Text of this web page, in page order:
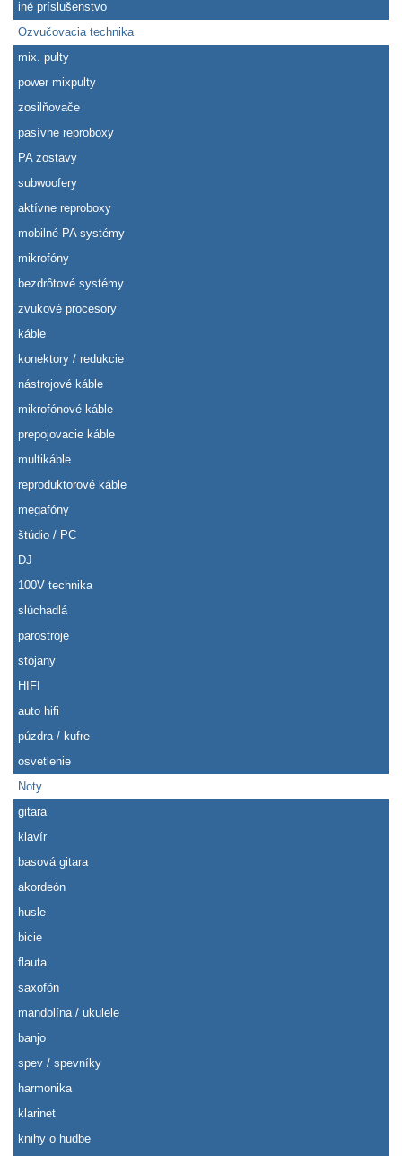
iné príslušenstvo
Ozvučovacia technika
mix. pulty
power mixpulty
zosilňovače
pasívne reproboxy
PA zostavy
subwoofery
aktívne reproboxy
mobilné PA systémy
mikrofóny
bezdrôtové systémy
zvukové procesory
káble
konektory / redukcie
nástrojové káble
mikrofónové káble
prepojovacie káble
multikáble
reproduktorové káble
megafóny
štúdio / PC
DJ
100V technika
slúchadlá
parostroje
stojany
HIFI
auto hifi
púzdra / kufre
osvetlenie
Noty
gitara
klavír
basová gitara
akordeón
husle
bicie
flauta
saxofón
mandolína / ukulele
banjo
spev / spevníky
harmonika
klarinet
knihy o hudbe